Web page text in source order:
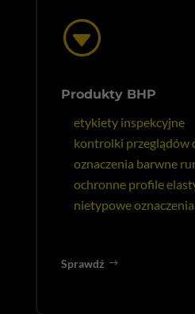
G
Produkty BHP
etykiety inspekcyjne
kontrolki przeglądów
oznaczenia barwne
ochronne profile
nietypowe
Sprawdź